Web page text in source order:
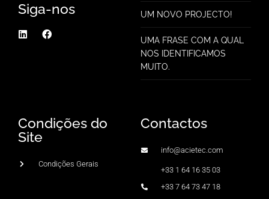
Siga-nos UM NOVO PROJECTO!
UMA FRASE COM A QUAL
NOS IDENTIFICAMOS
MUITO.
Condições do
Site
Condições Gerais
Contactos
info@acietec.com
+33 1 64 16 35 03
+33 7 64 73 47 18